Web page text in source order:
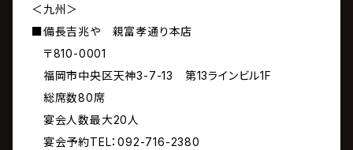
＜九州＞
■備長吉兆や 親富孝通り本店
〒810-0001
福岡市中央区天神3-7-13 第13ラインビル1F
総席数80席
宴会人数最大20人
宴会予約TEL：092-716-2380